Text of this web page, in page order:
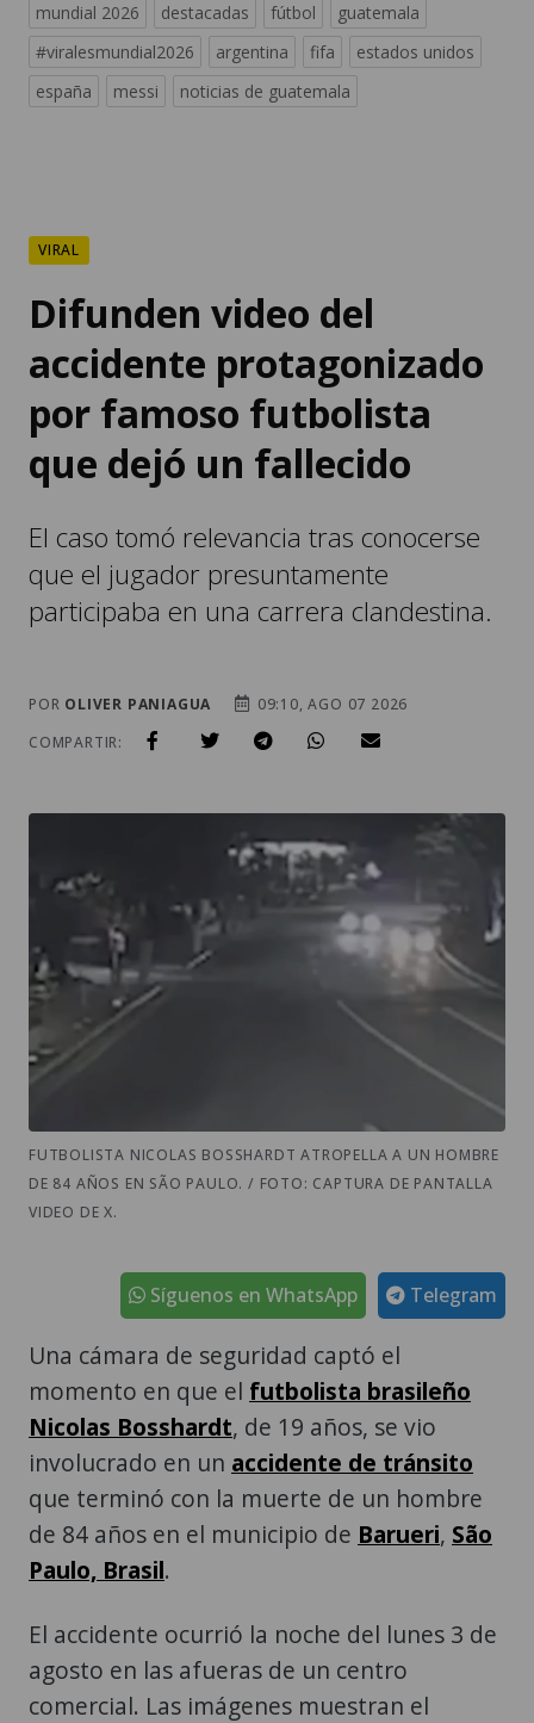
mundial 2026 destacadas fútbol
guatemala
#viralesmundial2026
argentina fifa
estados unidos
españa
messi noticias de guatemala
VIRAL
Difunden video del
accidente protagonizado
por famoso futbolista
que dejó un fallecido
El caso tomó relevancia tras conocerse
que el jugador presuntamente
participaba en una carrera clandestina.
POR OLIVER PANIAGUA
09:10, AGO 07 2026
COMPARTIR:
FUTBOLISTA NICOLAS BOSSHARDT ATROPELLA A UN HOMBRE
DE 84 AÑOS EN SÃO PAULO. / FOTO: CAPTURA DE PANTALLA
VIDEO DE X.
Telegram
Síguenos en WhatsApp
Una cámara de seguridad captó el
momento en que el futbolista brasileño
Nicolas Bosshardt, de 19 años, se vio
involucrado en un accidente de tránsito
que terminó con la muerte de un hombre
de 84 años en el municipio de Barueri, São
Paulo, Brasil.
El accidente ocurrió la noche del lunes 3 de
agosto en las afueras de un centro
comercial. Las imágenes muestran el